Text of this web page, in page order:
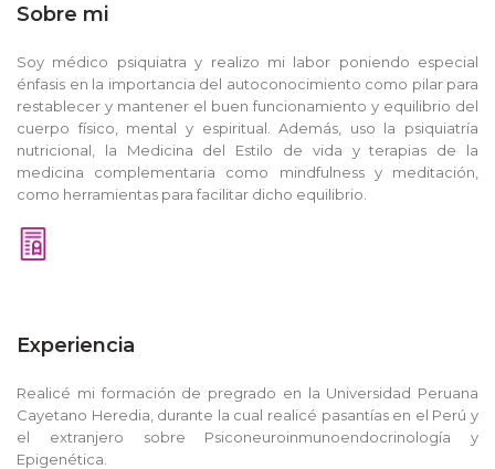
Sobre mi
Soy médico psiquiatra y realizo mi labor poniendo especial
énfasis en la importancia del autoconocimiento como pilar para
restablecer y mantener el buen funcionamiento y equilibrio del
cuerpo físico, mental y espiritual. Además, uso la psiquiatría
nutricional, la Medicina del Estilo de vida y terapias de la
medicina complementaria como mindfulness y meditación,
como herramientas para facilitar dicho equilibrio.
Experiencia
Realicé mi formación de pregrado en la Universidad Peruana
Cayetano Heredia, durante la cual realicé pasantías en el Perú y
el extranjero sobre Psiconeuroinmunoendocrinología y
Epigenética.